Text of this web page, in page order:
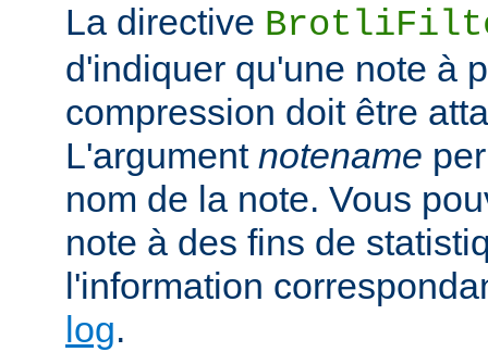
La directive
d'indiquer qu'une note à
compression doit être
L'argument notename
nom de la note. Vous
note à des fins de
l'information
log.